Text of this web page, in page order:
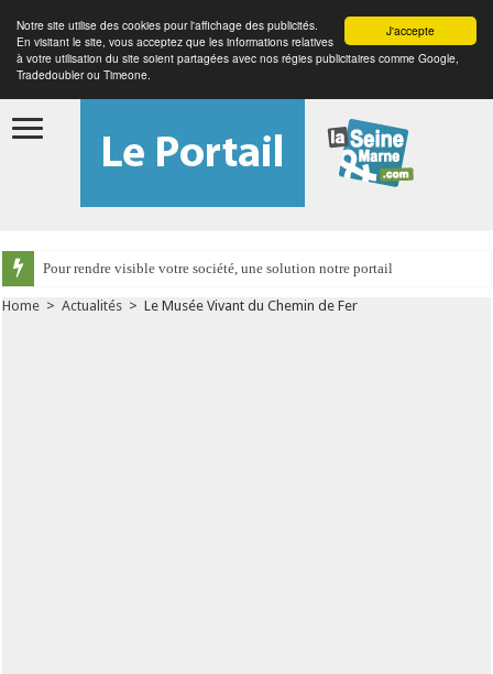
J'accepte
Notre site utilise des cookies pour l'affichage des publicités.
En visitant le site, vous acceptez que les informations relatives
à votre utilisation du site soient partagées avec nos régies publicitaires comme Google,
Tradedoubler ou Timeone.
Pour rendre visible votre société, une solution notre portail
Home > Actualités > Le Musée Vivant du Chemin de Fer